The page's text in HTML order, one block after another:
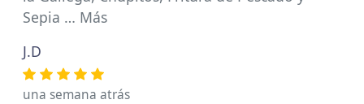
Sepia … Más
J.D
una semana atrás